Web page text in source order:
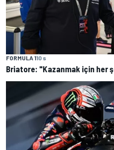
FORMULA 110 s
Briatore: "Kazanmak için her